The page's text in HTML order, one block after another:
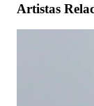
Artistas